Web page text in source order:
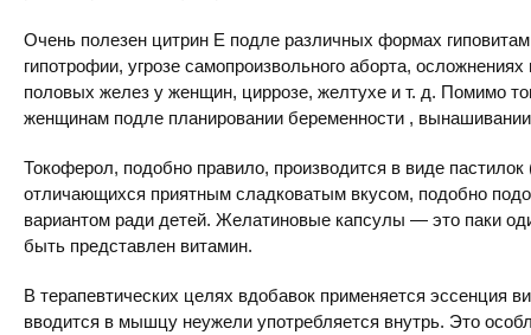
Очень полезен цитрин Е подле различных формах
гипотрофии, угрозе самопроизвольного аборта,
половых желез у женщин, циррозе, желтухе и т. д. Помимо
женщинам подле планировании беременности ,
Токоферол, подобно правило, производится в виде
отличающихся приятным сладковатым вкусом, подобно
вариантом ради детей. Желатиновые капсулы — это паки
быть представлен витамин.
В терапевтических целях вдобавок применяется эссенция
вводится в мышцу неужели употребляется внутрь. Это